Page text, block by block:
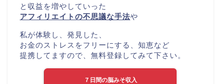
と収益を増やしていった
アフィリエイトの不思議な手法や
私が体験し、発見した、
お金のストレスをフリーにする、知恵など
提携してますので、無料登録してみて下さい。
７日間の脳みそ収入